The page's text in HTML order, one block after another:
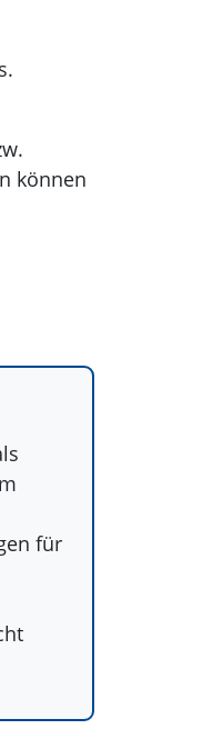
können
für